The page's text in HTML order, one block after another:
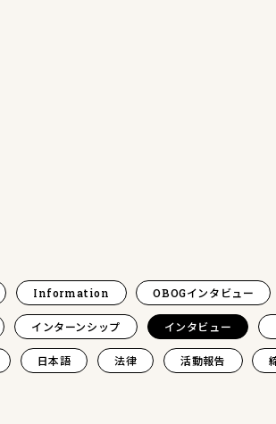
Information OBOGインタビュー
インターンシップ インタビュー
日本語 法律 活動報告